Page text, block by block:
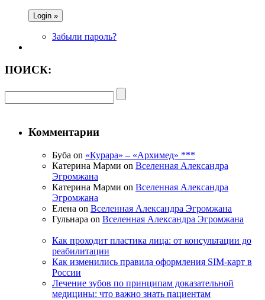
Забыли пароль?
ПОИСК:
Комментарии
Буба on «Курара» – «Архимед» ***
Катерина Марми on Вселенная Александра
Эгромжана
Катерина Марми on Вселенная Александра
Эгромжана
Елена on Вселенная Александра Эгромжана
Гульнара on Вселенная Александра Эгромжана
Как проходит пластика лица: от консультации до
реабилитации
Как изменились правила оформления SIM-карт в
России
Лечение зубов по принципам доказательной
медицины: что важно знать пациентам